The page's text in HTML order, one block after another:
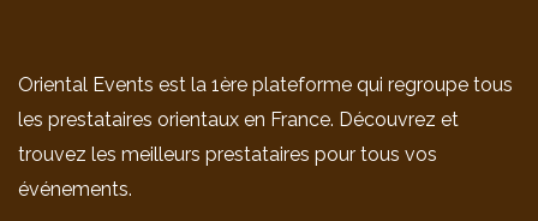
Oriental Events est la 1ère plateforme qui regroupe tous
les prestataires orientaux en France. Découvrez et
trouvez les meilleurs prestataires pour tous vos
événements.